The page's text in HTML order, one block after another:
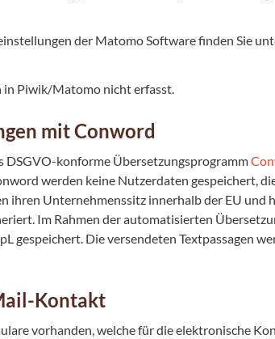
der Matomo Software finden Sie
in Piwik/Matomo nicht erfasst.
mit Conword
konforme Übersetzungsprogramm
werden keine Nutzerdaten gespeichert,
ihren Unternehmenssitz innerhalb der EU und
Im Rahmen der automatisierten
gespeichert. Die versendeten Textpassagen
Kontakt
vorhanden, welche für die elektronische